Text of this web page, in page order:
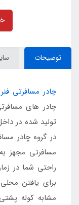
توضیحات
چادر مسافرتی فنری 12
چادر های
تولید شده در
در گروه چادر
مسافرتی مجهز
راحتی شما در
برای یافتن